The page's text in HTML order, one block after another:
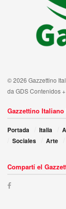
© 2026 Gazzettino
da GDS Contenidos
Gazzettino
Portada Italia
Sociales
Arte
Compartí el